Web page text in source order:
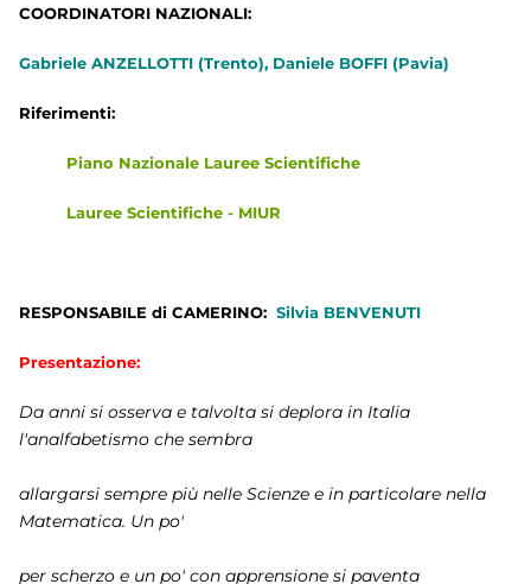
COORDINATORI NAZIONALI:
Gabriele ANZELLOTTI (Trento), Daniele BOFFI (Pavia)
Riferimenti:
Piano Nazionale Lauree Scientifiche
Lauree Scientifiche - MIUR
RESPONSABILE di CAMERINO: Silvia BENVENUTI
Presentazione:
Da anni si osserva e talvolta si deplora in Italia
l'analfabetismo che sembra
allargarsi sempre più nelle Scienze e in particolare nella
Matematica. Un po'
per scherzo e un po' con apprensione si paventa